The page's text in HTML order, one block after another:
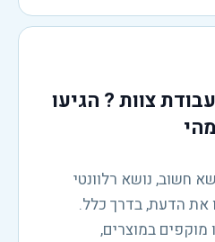
צוות ? הגיעו
חשוב, נושא רלוונטי
את הדעת, בדרך כלל.
מוקפים במוצרים,